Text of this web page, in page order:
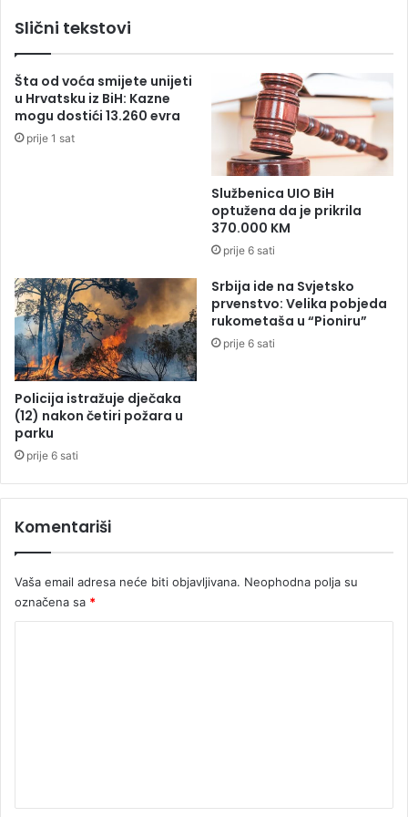
e
s
e
r
i
u
l
e
z
a
b
e
b
e
e
u
t
r
e
u
A
u
s
t
r
a
l
i
j
n
p
a
Slični tekstovi
Šta od voća smijete unijeti
u Hrvatsku iz BiH: Kazne
mogu dostići 13.260 evra
prije 1 sat
Službenica UIO BiH
optužena da je prikrila
370.000 KM
prije 6 sati
Policija istražuje dječaka
(12) nakon četiri požara u
parku
prije 6 sati
Srbija ide na Svjetsko
prvenstvo: Velika pobjeda
rukometaša u “Pioniru”
prije 6 sati
Komentariši
Vaša email adresa neće biti objavljivana. Neophodna polja su
označena sa *